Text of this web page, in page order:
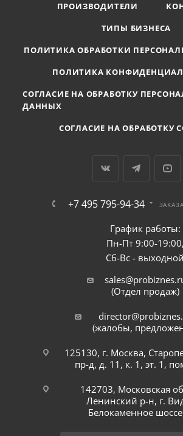
ПРОИЗВОДИТЕЛИ
ТИПЫ БИЗНЕСА
ПОЛИТИКА ОБРАБОТКИ
ПОЛИТИКА
СОГЛАСИЕ НА ОБРАБОТКУ
ДАННЫХ
СОГЛАСИЕ НА ОБРАБОТКУ
+7 495 795-94-34
График работы:
Пн-Пт 9:00-19:00,
Сб-Вс - выходной
(Отдел продаж)
(жалобы,
125130, г. Москва,
пр-д, д. 11, к. 1, эт. 1,
142703, Московская
Ленинский р-н, г.
Белокаменное